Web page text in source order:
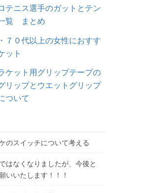
テニス選手のガットとテン
覧 まとめ
７０代以上の女性におすす
ット
ケット用グリップテープの
リップとウエットグリップ
ついて
のスイッチについて考える
はなくなりましたが、今後と
いいたします！！！